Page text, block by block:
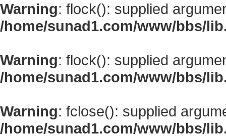
Warning: flock(): supplied
/home/sunad1.com/www/bbs/
Warning: flock(): supplied
/home/sunad1.com/www/bbs/
Warning: fclose(): supplied
/home/sunad1.com/www/bbs/